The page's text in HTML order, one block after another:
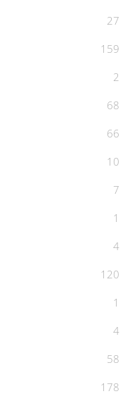
27
159
2
68
66
10
7
1
4
120
1
4
58
178